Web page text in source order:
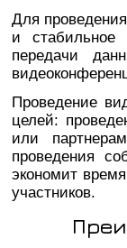
Для
и стабильное
передачи
Проведение
целей:
или
проведения
экономит
участников.